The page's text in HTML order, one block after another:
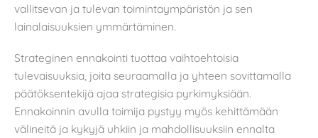
vallitsevan ja tulevan toimintaympäristön ja sen
lainalaisuuksien ymmärtäminen.
Strateginen ennakointi tuottaa vaihtoehtoisia
tulevaisuuksia, joita seuraamalla ja yhteen sovittamalla
päätöksentekijä ajaa strategisia pyrkimyksiään.
Ennakoinnin avulla toimija pystyy myös kehittämään
välineitä ja kykyjä uhkiin ja mahdollisuuksiin ennalta